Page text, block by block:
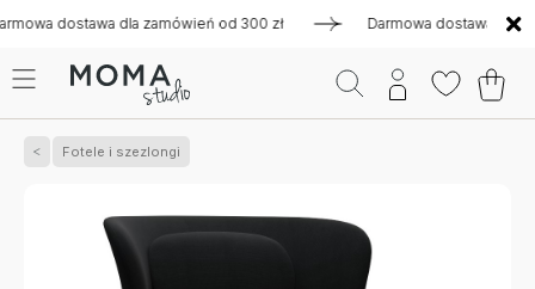
dostawa dla zamówień od 300 zł Darmowa dostawa dla
Fotele i szezlongi